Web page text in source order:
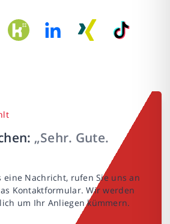
„Sehr. Gute.
eine Nachricht, rufen Sie uns an
Kontaktformular. Wir werden
um Ihr Anliegen kümmern.